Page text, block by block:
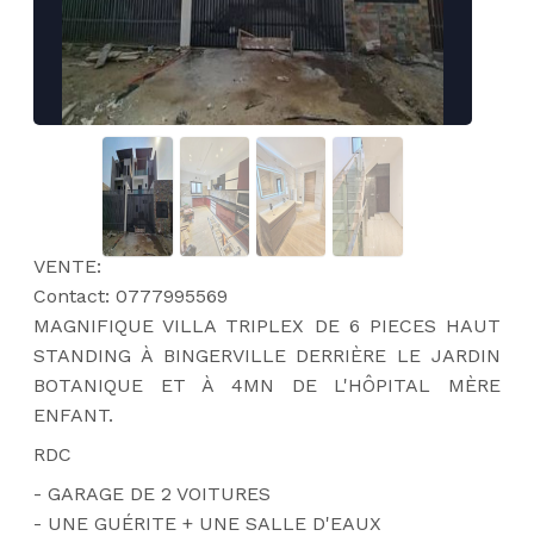
VENTE:
Contact: 0777995569
MAGNIFIQUE VILLA TRIPLEX DE 6 PIECES HAUT
STANDING À BINGERVILLE DERRIÈRE LE JARDIN
BOTANIQUE ET À 4MN DE L'HÔPITAL MÈRE
ENFANT.
RDC
- GARAGE DE 2 VOITURES
- UNE GUÉRITE + UNE SALLE D'EAUX